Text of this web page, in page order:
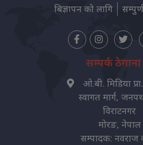
बिज्ञापन को लागि
सम्पर्क ठेगाना
ओ.बी. मिडिया
स्वागत मार्ग,
विराटनगर
मोरङ, नेपाल
सम्पादक: नवराज